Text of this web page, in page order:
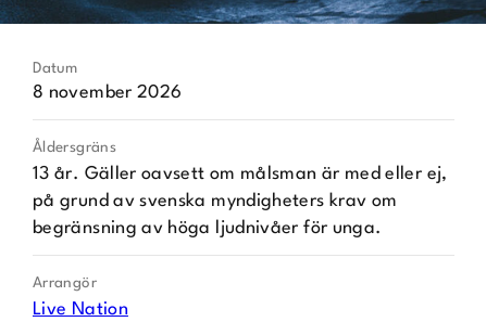
Datum
8 november 2026
Åldersgräns
13 år. Gäller oavsett om målsman är med eller ej,
på grund av svenska myndigheters krav om
begränsning av höga ljudnivåer för unga.
Arrangör
Live Nation